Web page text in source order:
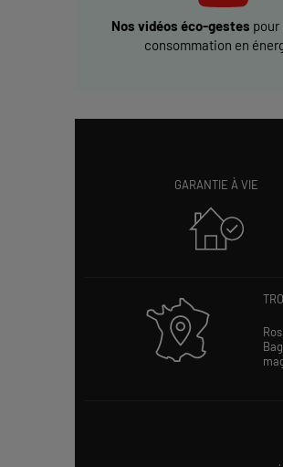
Nos vidéos éco-gestes pour
consommation en
GARANTIE À VIE